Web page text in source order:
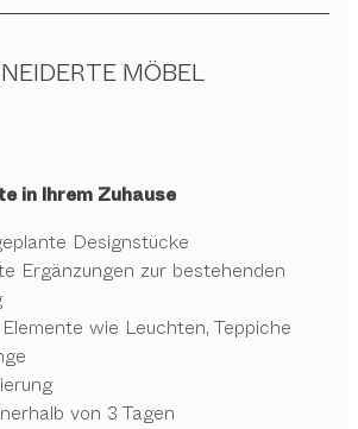
MÖBEL
in Ihrem Zuhause
Designstücke
Ergänzungen zur bestehenden
wie Leuchten, Teppiche
von 3 Tagen